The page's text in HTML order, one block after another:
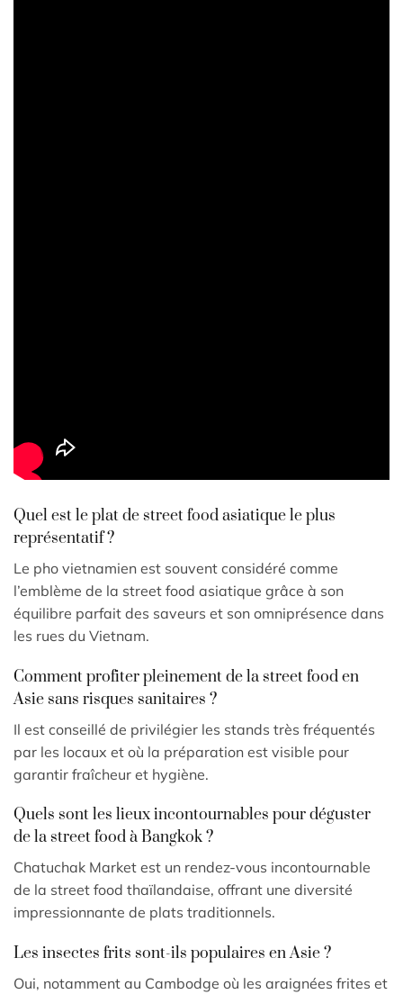
Quel est le plat de street food asiatique le plus
représentatif ?
Le pho vietnamien est souvent considéré comme
l’emblème de la street food asiatique grâce à son
équilibre parfait des saveurs et son omniprésence dans
les rues du Vietnam.
Comment profiter pleinement de la street food en
Asie sans risques sanitaires ?
Il est conseillé de privilégier les stands très fréquentés
par les locaux et où la préparation est visible pour
garantir fraîcheur et hygiène.
Quels sont les lieux incontournables pour déguster
de la street food à Bangkok ?
Chatuchak Market est un rendez-vous incontournable
de la street food thaïlandaise, offrant une diversité
impressionnante de plats traditionnels.
Les insectes frits sont-ils populaires en Asie ?
Oui, notamment au Cambodge où les araignées frites et